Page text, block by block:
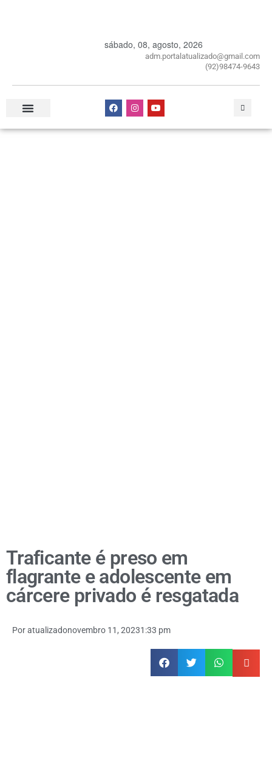
sábado, 08, agosto, 2026
adm.portalatualizado@gmail.com
(92)98474-9643
Traficante é preso em
flagrante e adolescente em
cárcere privado é resgatada
Poratualizadonovembro 11, 20231:33 pm